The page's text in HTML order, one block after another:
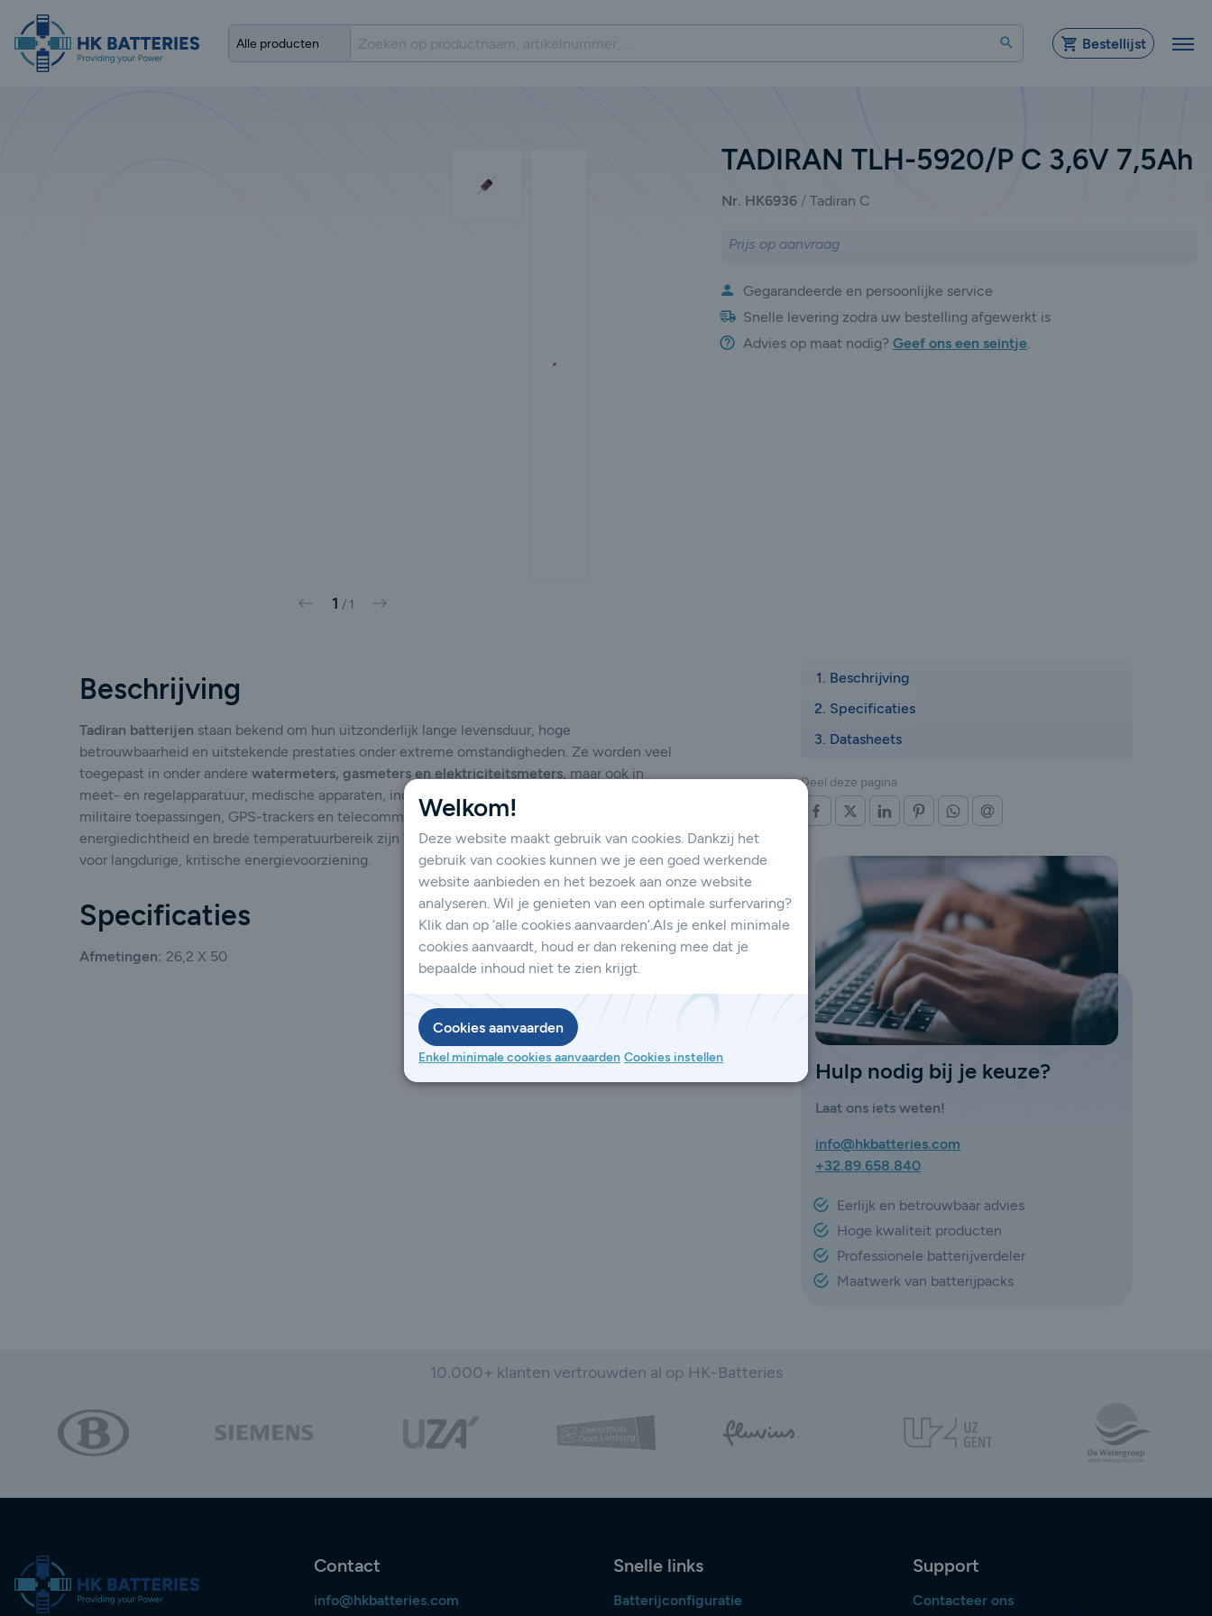
Zoeken Bestellijst
TADIRAN TLH-5920/P C 3,6V 7,5Ah
Nr. HK6936 Tadiran C
Prijs op aanvraag
Gegarandeerde en persoonlijke service
Snelle levering zodra uw bestelling afgewerkt is
Advies op maat nodig? Geef ons een seintje.
Vorige
1 / 1 Volgende
Beschrijving
Tadiran batterijen staan bekend om hun uitzonderlijk lange levensduur, hoge
betrouwbaarheid en uitstekende prestaties onder extreme omstandigheden. Ze worden veel
toegepast in onder andere watermeters, gasmeters en elektriciteitsmeters, maar ook in
meet- en regelapparatuur, medische apparaten, industriële sensoren, veiligheidssystemen,
militaire toepassingen, GPS-trackers en telecommunicatie. Dankzij hun hoge
energiedichtheid en brede temperatuurbereik zijn Tadiran lithiumbatterijen de ideale keuze
voor langdurige, kritische energievoorziening.
Specificaties
Afmetingen: 26,2 X 50
Beschrijving
Specificaties
Datasheets
Deel deze pagina
OP FACEBOOK
OP X (TWITTER)
OP LINKEDINOP PINTERESTOP WHATSAPP
Hulp nodig bij je keuze?
Laat ons iets weten!
info@hkbatteries.com
+32.89.658.840
Eerlijk en betrouwbaar advies
Hoge kwaliteit producten
Professionele batterijverdeler
Maatwerk van batterijpacks
10.000+ klanten vertrouwden al op HK-Batteries
Contact
info@hkbatteries.com
Snelle links
Batterijconfiguratie
Support
Contacteer ons
Welkom!
Deze website maakt gebruik van cookies. Dankzij het
gebruik van cookies kunnen we je een goed werkende
website aanbieden en het bezoek aan onze website
analyseren. Wil je genieten van een optimale surfervaring?
Klik dan op ‘alle cookies aanvaarden’.Als je enkel minimale
cookies aanvaardt, houd er dan rekening mee dat je
bepaalde inhoud niet te zien krijgt.
Cookies aanvaarden
Enkel minimale cookies aanvaarden Cookies instellen